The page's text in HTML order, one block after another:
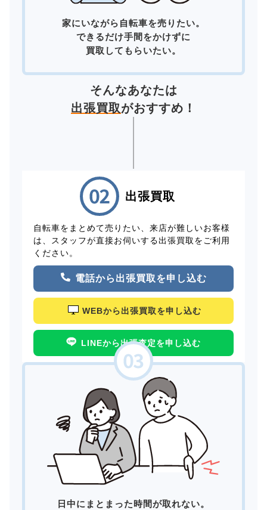
家にいながら自転車を売りたい。
できるだけ手間をかけずに
買取してもらいたい。
そんなあなたは
出張買取がおすすめ！
出張買取
自転車をまとめて売りたい、来店が難しいお客様
は、スタッフが直接お伺いする出張買取をご利用
ください。
電話から出張買取を申し込む
WEBから出張買取を申し込む
LINEから出張査定を申し込む
日中にまとまった時間が取れない。